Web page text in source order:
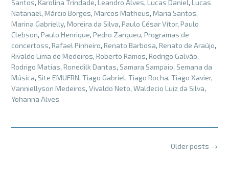
Santos, Karolina Trindade, Leandro Alves, Lucas Daniel, Lucas
Natanael, Márcio Borges, Marcos Matheus, Maria Santos,
Marina Gabrielly, Moreira da Silva, Paulo César Vítor, Paulo
Clebson, Paulo Henrique, Pedro Zarqueu, Programas de
concertoss, Rafael Pinheiro, Renato Barbosa, Renato de Araújo,
Rivaldo Lima de Medeiros, Roberto Ramos, Rodrigo Galvão,
Rodrigo Matias, Ronedilk Dantas, Samara Sampaio, Semana da
Música, Site EMUFRN, Tiago Gabriel, Tiago Rocha, Tiago Xavier,
Vanniellyson Medeiros, Vivaldo Neto, Waldecio Luiz da Silva,
Yohanna Alves
Older posts →